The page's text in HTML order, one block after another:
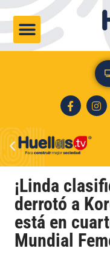
¡Linda
derrotó a
está en
Mundial